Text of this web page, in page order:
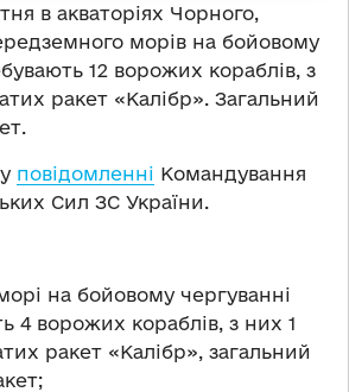
в акваторіях Чорного,
морів на бойовому
12 ворожих кораблів, з
ракет «Калібр». Загальний
повідомленні Командування
Сил ЗС України.
на бойовому чергуванні
4 ворожих кораблів, з них 1
ракет «Калібр», загальний